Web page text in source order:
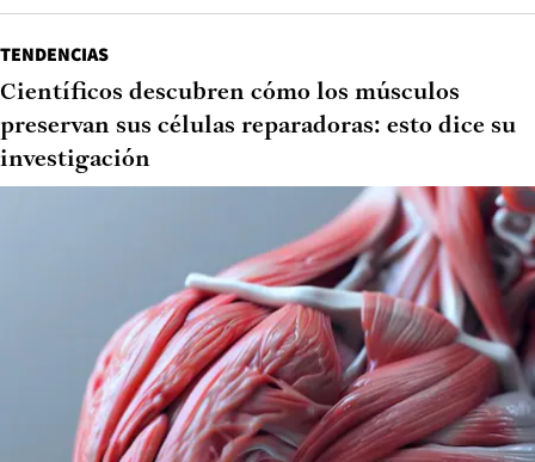
TENDENCIAS
Científicos descubren cómo los músculos
preservan sus células reparadoras: esto dice su
investigación